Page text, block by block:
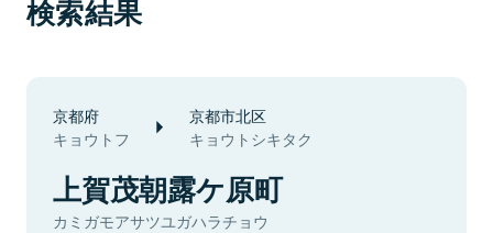
検索結果
京都府
キョウトフ
京都市北区
キョウトシキタク
上賀茂朝露ケ原町
カミガモアサツユガハラチョウ